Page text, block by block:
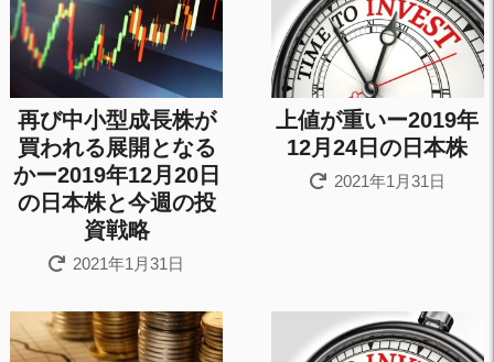
再び中小型成長株が
買われる展開となる
かー2019年12月20日
の日本株と今週の投
資戦略
2021年1月31日
上値が重いー2019年
12月24日の日本株
2021年1月31日